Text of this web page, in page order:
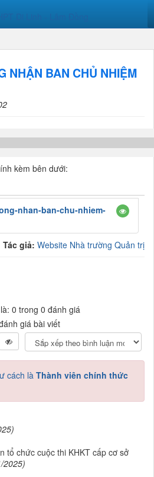
NHẬN BAN CHỦ NHIỆM
kèm bên dưới:
nhan-ban-chu-nhiem-
Tác giả: Website Nhà trường Quản trị
0 trong 0 đánh giá
giá bài viết
cách là Thành viên chính thức
tổ chức cuộc thi KHKT cấp cơ sở
2025)